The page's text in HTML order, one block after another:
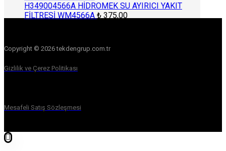
H349004566A HİDROMEK SU AYIRICI YAKIT
FİLTRESİ WM4566A ₺ 375,00
Copyright © 2026 tekdengrup.com.tr
Gizlilik ve Çerez Politikası
Mesafeli Satış Sözleşmesi